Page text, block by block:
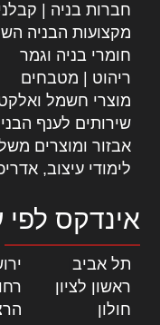
חברות בניה | קבלני
מקצועות הבניה
חומרי בניה וגמר
ריהוט | מטבחים
מוצרי חשמל
שירותים לענף
אבזור ומוצרים
לימודי עיצוב,
אינדקס לפי
תל אביב
ראשון לציון
חולון